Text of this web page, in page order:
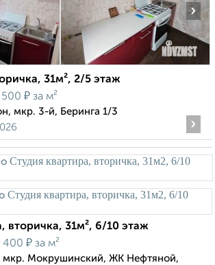
›
31м², 2/5 этаж
500 ₽ за м²
мкр. 3-й, Беринга 1/3
›
вторичка, 31м², 6/10 этаж
400 ₽ за м²
мкр. Мокрушинский, ЖК Нефтяной,